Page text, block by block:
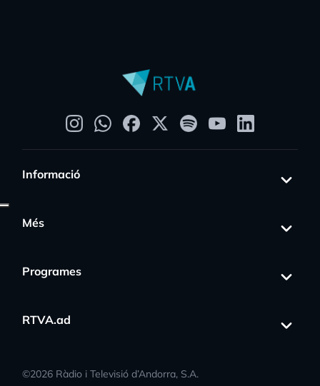
Informació
Més
Programes
RTVA.ad
©2026 Ràdio i Televisió d’Andorra, S.A.